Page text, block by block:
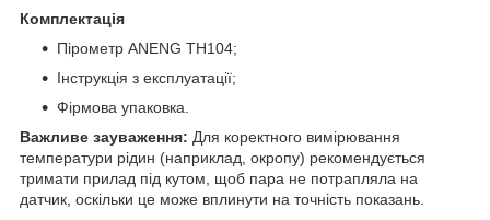
Комплектація
Пірометр ANENG TH104;
Інструкція з експлуатації;
Фірмова упаковка.
Важливе зауваження: Для коректного вимірювання
температури рідин (наприклад, окропу) рекомендується
тримати прилад під кутом, щоб пара не потрапляла на
датчик, оскільки це може вплинути на точність показань.